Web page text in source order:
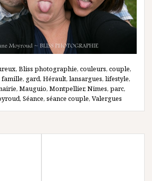
, Bliss photographie, couleurs, couple,
famille, gard, Hérault, lansargues, lifestyle,
, Mauguio, Montpellier,Nimes, parc,
, Séance, séance couple, Valergues